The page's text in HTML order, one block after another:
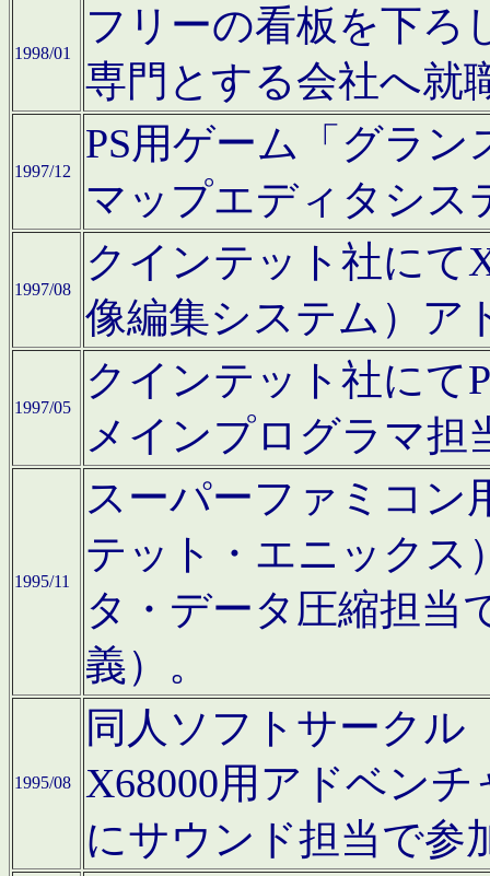
1998/01
フリーの看板を下ろ
専門とする会社へ就
1997/12
PS用ゲーム「グラン
マップエディタシス
1997/08
クインテット社にて
像編集システム）ア
1997/05
クインテット社にて
メインプログラマ担
1995/11
スーパーファミコン
テット・エニックス
タ・データ圧縮担当
義）。
1995/08
同人ソフトサークル
X68000用アドベン
にサウンド担当で参